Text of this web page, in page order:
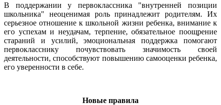
В поддержании у первоклассника "внутренней позиции
школьника" неоценимая роль принадлежит родителям. Их
серьезное отношение к школьной жизни ребенка, внимание к
его успехам и неудачам, терпение, обязательное поощрение
стараний и усилий, эмоциональная поддержка помогают
первокласснику почувствовать значимость своей
деятельности, способствуют повышению самооценки ребенка,
его уверенности в себе.
Новые правила